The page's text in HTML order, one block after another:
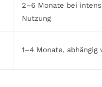
2–6 Monate bei
Nutzung
1–4 Monate, abhängig